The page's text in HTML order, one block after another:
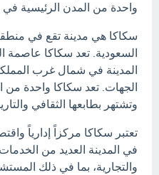
واحدة من المدن الرئيسية في
سكاكا هي مدينة تقع في
السعودية. تعد سكاكا عاصمة
المدينة في شمال غرب
الجهات. تعد سكاكا واحدة من
وتشتهر بطابعها الثقافي
تعتبر سكاكا مركزاً إدارياً
في المدينة العديد من
والتجارية، بما في ذلك